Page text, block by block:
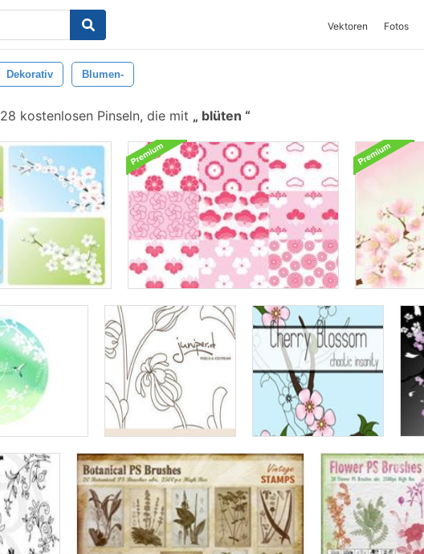
Vektoren Fotos
Dekorativ Blumen-
28 kostenlosen Pinseln, die mit blüten